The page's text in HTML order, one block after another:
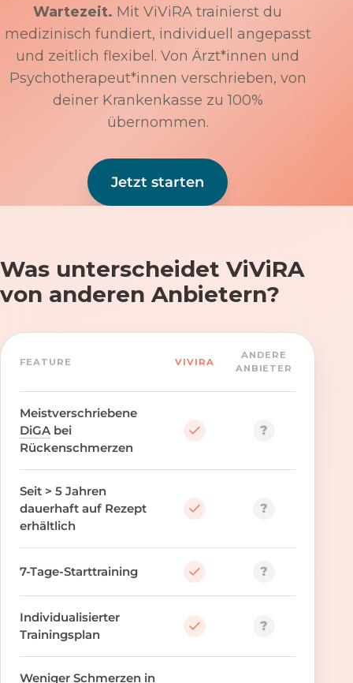
Wartezeit. Mit ViViRA trainierst du
medizinisch fundiert, individuell angepasst
und zeitlich flexibel. Von Ärzt*innen und
Psychotherapeut*innen verschrieben, von
deiner Krankenkasse zu 100%
übernommen.
Jetzt starten
Was unterscheidet ViViRA
von anderen Anbietern?
FEATURE VIVIRA
ANDERE
ANBIETER
Meistverschriebene
DiGA bei
Rückenschmerzen
?
Seit > 5 Jahren
dauerhaft auf Rezept
erhältlich
?
7-Tage-Starttraining ?
Individualisierter
Trainingsplan
?
Weniger Schmerzen in